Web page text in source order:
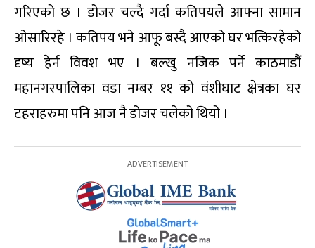
गरिएको छ । डोजर चल्दै गर्दा कतिपयले आफ्ना सामान
ओसारिरहे । कतिपय भने आफू बस्दै आएको घर भत्किरहेको
दृष्य हेर्न विवश भए । बल्खु नजिक पर्ने काठमाडौं
महानगरपालिका वडा नम्बर ११ को वंशीघाट क्षेत्रका घर
टहराहरुमा पनि आज नै डोजर चलेको थियो ।